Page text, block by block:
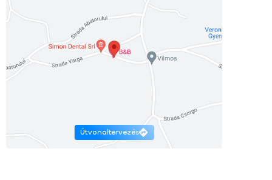
Útvonaltervezés